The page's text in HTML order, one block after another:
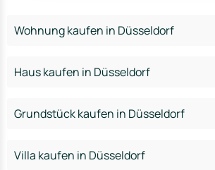
Wohnung kaufen in Düsseldorf
Haus kaufen in Düsseldorf
Grundstück kaufen in Düsseldorf
Villa kaufen in Düsseldorf